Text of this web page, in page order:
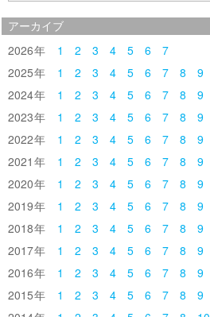
アーカイブ
2026 1 2 3 4 5 6
7
2025
1 2 3 4 5 6 7 8 9
2024
1 2 3 4 5 6 7 8 9
2023
1 2 3 4 5 6 7 8 9
2022
1 2 3 4 5 6 7 8 9
2021
1 2 3 4 5 6 7 8 9
2020
1 2 3 4 5 6 7 8 9
2019
1 2 3 4 5 6 7 8 9
2018
1 2 3 4 5 6 7 8 9
2017
1 2 3 4 5 6 7 8 9
2016
1 2 3 4 5 6 7 8 9
2015
1 2 3 4 5 6 7 8 9